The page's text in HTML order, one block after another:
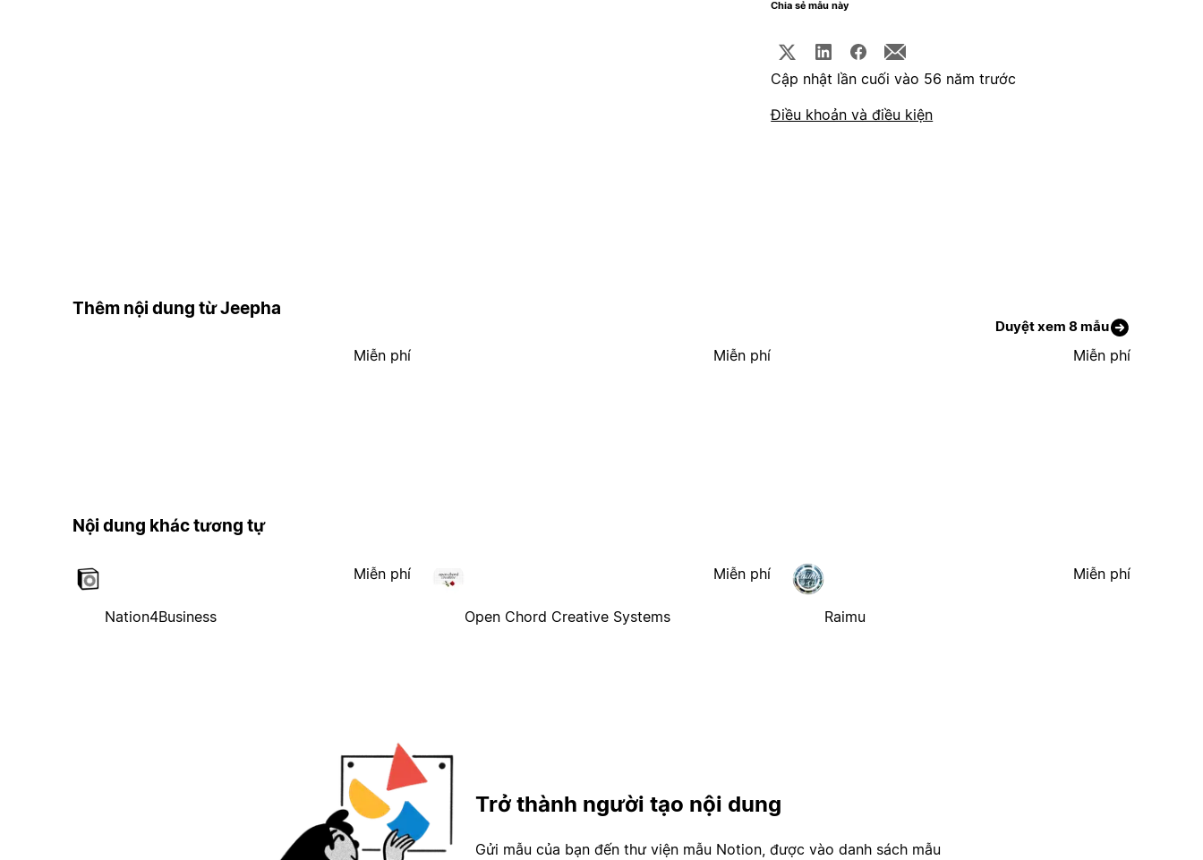
Chia sẻ mẫu này
Cập nhật lần cuối vào 56 năm trước
Điều khoản và điều kiện
Thêm nội dung từ Jeepha
Duyệt xem 8 mẫu
Miễn phí Miễn phí Miễn phí
Nội dung khác tương tự
Nation4Business
Miễn phí
Open Chord Creative Systems
Miễn phí
Raimu
Miễn phí
Trở thành người tạo nội dung
Gửi mẫu của bạn đến thư viện mẫu Notion, được vào danh sách mẫu